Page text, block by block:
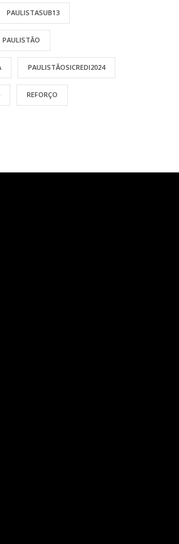
PAULISTASUB13
PAULISTÃO
PAULISTÃOSICREDI2024
REFORÇO